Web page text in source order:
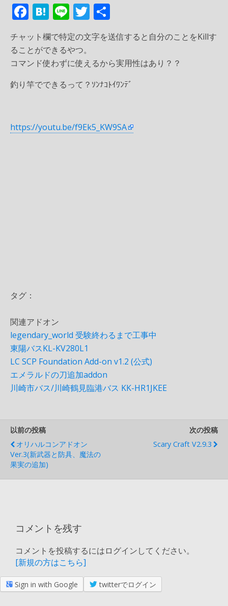
F
ac
e
b
o
o
H
at
e
n
a
Li
n
e
T
w
itt
er
有
チャット欄で特定の文字を送信すると自分のことをKillす
ることができるやつ。
コマンド使わずに使えるから実用性はあり？？
釣り竿でできるって？ｿﾝﾅｺﾄｲﾜﾝﾃﾞ
https://youtu.be/f9Ek5_KW9SA
タグ：
関連アドオン
legendary_world 受験終わるまで工事中
東陽バスKL-KV280L1
LC SCP Foundation Add-on v1.2 (公式)
エメラルドの刀追加addon
川崎市バス/川崎鶴見臨港バス KK-HR1JKEE
以前の投稿
オリハルコンアドオン
Ver.3(新武器と防具、魔法の
果実の追加)
次の投稿
Scary Craft V2.9.3
コメントを残す
コメントを投稿するにはログインしてください。
[新規の方はこちら]
Sign in with Google twitterでログイン